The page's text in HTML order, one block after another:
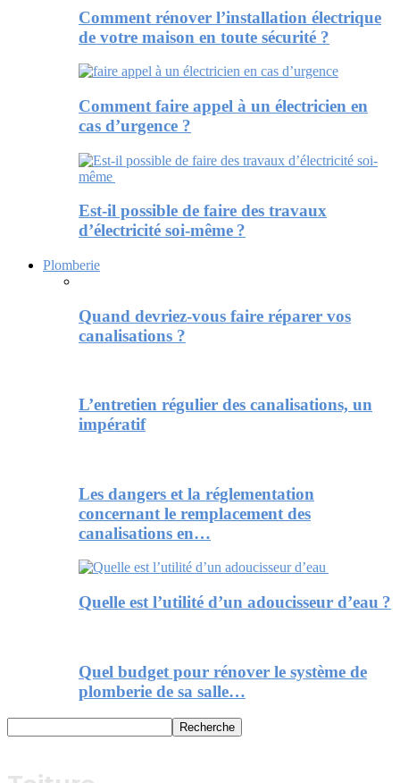
Comment rénover l’installation électrique
de votre maison en toute sécurité ?
Comment faire appel à un électricien en
cas d’urgence ?
Est-il possible de faire des travaux
d’électricité soi-même ?
Plomberie
Quand devriez-vous faire réparer vos
canalisations ?
L’entretien régulier des canalisations, un
impératif
Les dangers et la réglementation
concernant le remplacement des
canalisations en…
Quelle est l’utilité d’un adoucisseur d’eau ?
Quel budget pour rénover le système de
plomberie de sa salle…